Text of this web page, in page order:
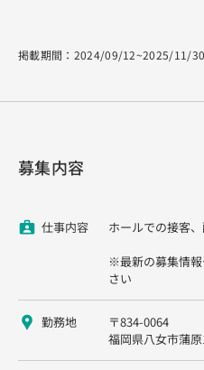
掲載期間：2024/09/12~2025/11/
募集内容
仕事内容
ホールでの接客
※最新の募集情
さい
勤務地
〒834-0064
福岡県八女市蒲